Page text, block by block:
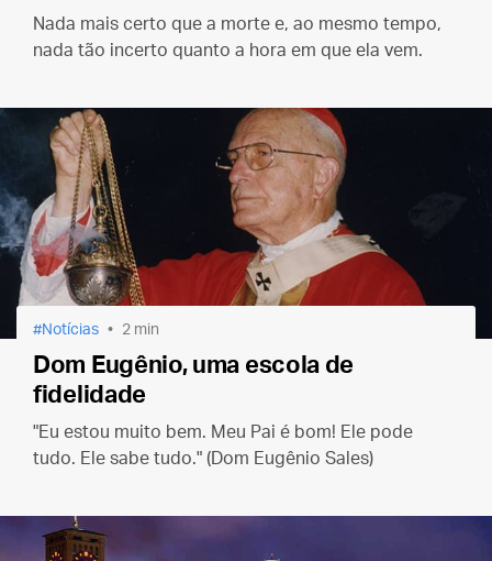
Nada mais certo que a morte e, ao mesmo tempo,
nada tão incerto quanto a hora em que ela vem.
Notícias 2 min
Dom Eugênio, uma escola de
fidelidade
"Eu estou muito bem. Meu Pai é bom! Ele pode
tudo. Ele sabe tudo." (Dom Eugênio Sales)